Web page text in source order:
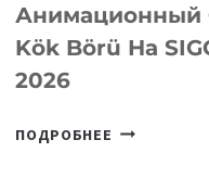
Анимационный
Kök Börü На
2026
ПОДРОБНЕЕ HIGGSFIELD